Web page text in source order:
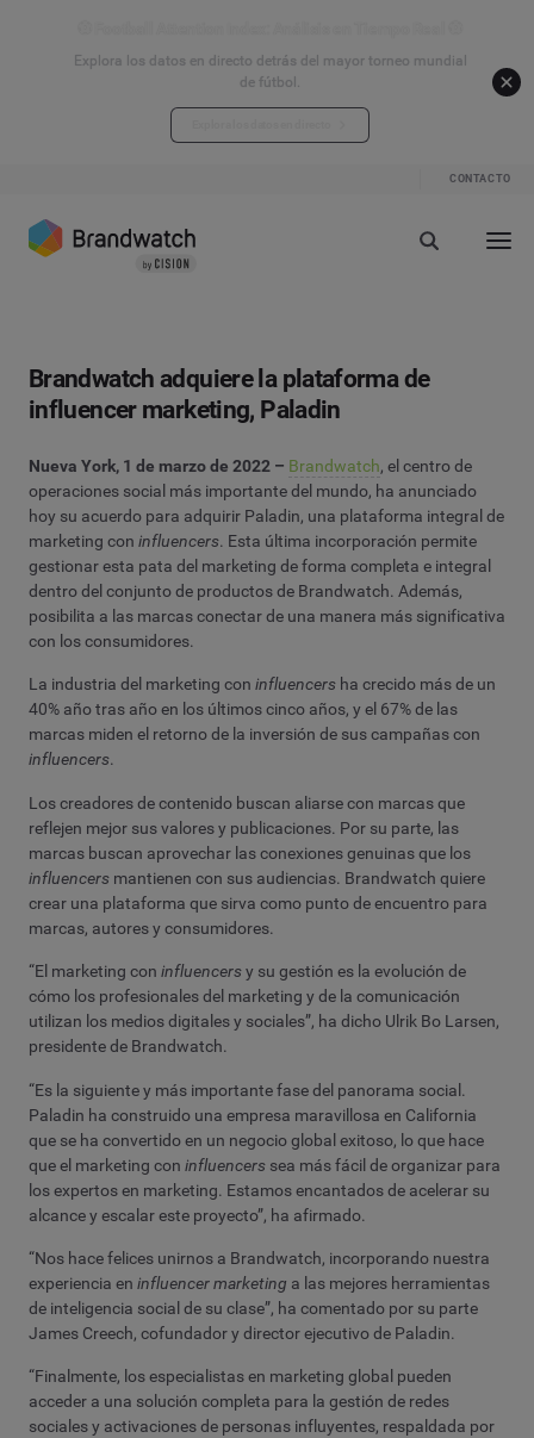
Explora los datos en directo detrás del mayor torneo mundial
de fútbol.
CONTACTO
Brandwatch adquiere la plataforma de
influencer marketing, Paladin
Nueva York, 1 de marzo de 2022 – Brandwatch, el centro de
operaciones social más importante del mundo, ha anunciado
hoy su acuerdo para adquirir Paladin, una plataforma integral de
marketing con influencers. Esta última incorporación permite
gestionar esta pata del marketing de forma completa e integral
dentro del conjunto de productos de Brandwatch. Además,
posibilita a las marcas conectar de una manera más significativa
con los consumidores.
La industria del marketing con influencers ha crecido más de un
40% año tras año en los últimos cinco años, y el 67% de las
marcas miden el retorno de la inversión de sus campañas con
influencers.
Los creadores de contenido buscan aliarse con marcas que
reflejen mejor sus valores y publicaciones. Por su parte, las
marcas buscan aprovechar las conexiones genuinas que los
influencers mantienen con sus audiencias. Brandwatch quiere
crear una plataforma que sirva como punto de encuentro para
marcas, autores y consumidores.
“El marketing con influencersy su gestión es la evolución de
cómo los profesionales del marketing y de la comunicación
utilizan los medios digitales y sociales”, ha dicho Ulrik Bo Larsen,
presidente de Brandwatch.
“Es la siguiente y más importante fase del panorama social.
Paladin ha construido una empresa maravillosa en California
que se ha convertido en un negocio global exitoso, lo que hace
que el marketing con influencers sea más fácil de organizar para
los expertos en marketing. Estamos encantados de acelerar su
alcance y escalar este proyecto”, ha afirmado.
“Nos hace felices unirnos a Brandwatch, incorporando nuestra
experiencia en influencer marketing a las mejores herramientas
de inteligencia social de su clase”, ha comentado por su parte
James Creech, cofundador y director ejecutivo de Paladin.
“Finalmente, los especialistas en marketing global pueden
acceder a una solución completa para la gestión de redes
sociales y activaciones de personas influyentes, respaldada por